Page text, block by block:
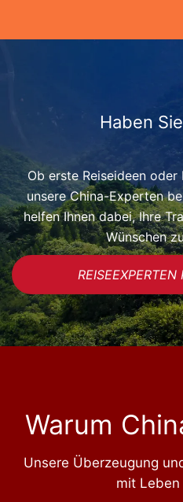
Haben
Ob erste Reiseideen
unsere China-Experten
helfen Ihnen dabei, Ihre
Wünschen
Warum
Unsere Überzeugung
mit